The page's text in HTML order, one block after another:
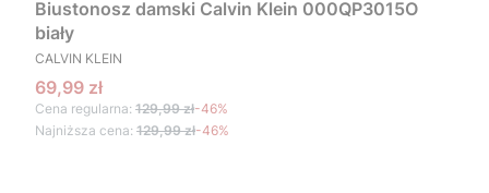
Biustonosz damski Calvin Klein 000QP3015O
biały
PRODUCENT
CALVIN KLEIN
Cena promocyjna
69,99 zł
Cena regularna: 129,99 zł-46%
Najniższa cena: 129,99 zł-46%